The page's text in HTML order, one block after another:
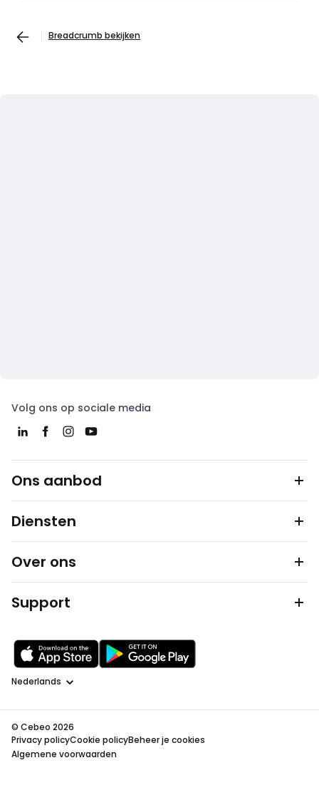
Breadcrumb bekijken
Volg ons op sociale media
Ons aanbod
Diensten
Over ons
Support
Taal
© Cebeo 2026
Privacy policyCookie policyBeheer je cookies
Algemene voorwaarden